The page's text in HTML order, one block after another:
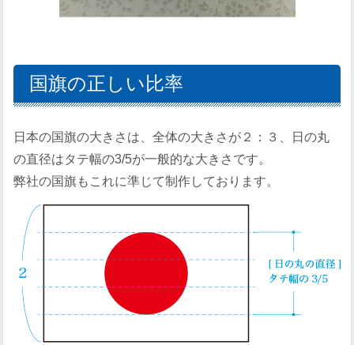
国旗の正しい比率
日本の国旗の大きさは、全体の大きさが２：３、日の丸
の直径はタテ幅の3/5が一般的な大きさです。
弊社の国旗もこれに準じて制作しております。